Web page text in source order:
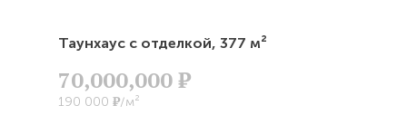
Таунхаус с отделкой, 377 м²
70,000,000Р
190 000 Р/м²